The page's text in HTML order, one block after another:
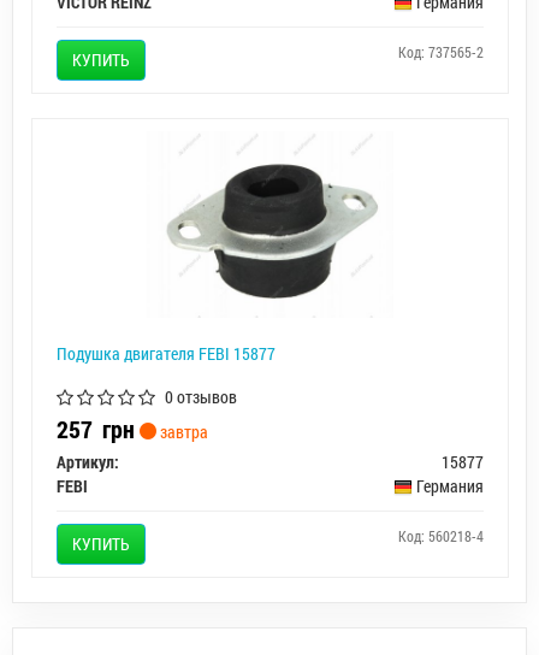
КУПИТЬ Код: 737565-2
Подушка двигателя FEBI 15877
0 отзывов
257 грн
завтра
Артикул:
15877
FEBI
Германия
КУПИТЬ Код: 560218-4